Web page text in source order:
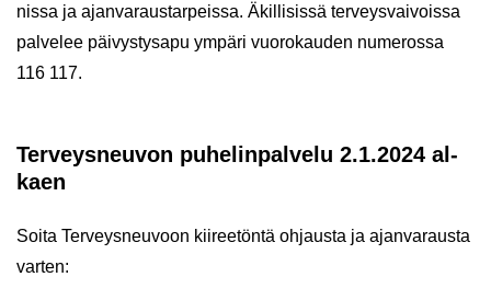
nis­sa ja ajan­va­raus­tar­peis­sa. Äkil­li­sis­sä ter­veys­vai­vois­sa
pal­ve­lee päi­vys­tys­a­pu ym­pä­ri vuo­ro­kau­den nu­me­ros­sa
116 117.
Ter­veys­neu­von pu­he­lin­pal­ve­lu 2.1.2024 al­
kaen
Soita Ter­veys­neu­voon kii­ree­tön­tä oh­jaus­ta ja ajan­va­raus­ta
var­ten: